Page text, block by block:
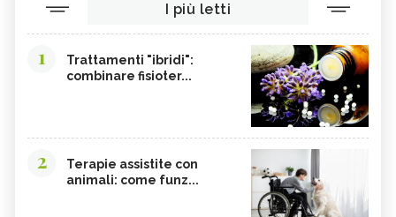
I più letti
1
Trattamenti "ibridi":
combinare fisioter...
2
Terapie assistite con
animali: come funz...